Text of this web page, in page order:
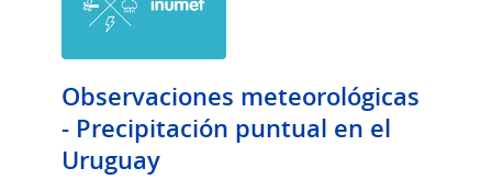
Observaciones meteorológicas
- Precipitación puntual en el
Uruguay